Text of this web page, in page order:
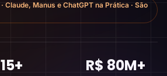
· Claude, Manus e ChatGPT na Prática · São
15+ R$ 80M+